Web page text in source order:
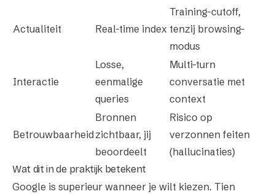
Actualiteit Real-time index
Training-cutoff,
tenzij browsing-
modus
Interactie
Losse,
eenmalige
queries
Multi-turn
conversatie met
context
Betrouwbaarheid
Bronnen
zichtbaar, jij
beoordeelt
Risico op
verzonnen feiten
(hallucinaties)
Wat dit in de praktijk betekent
Google is superieur wanneer je wilt kiezen. Tien